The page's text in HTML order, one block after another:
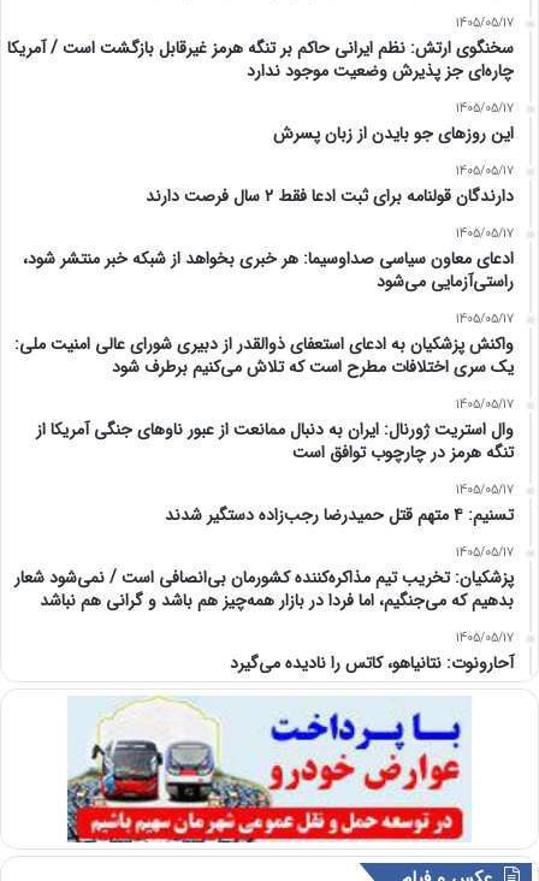
1405/05/17
سخنگوی ارتش: نظم ایرانی حاکم بر تنگه هرمز غیرقابل بازگشت است / آمریکا
چاره‌ای جز پذیرش وضعیت موجود ندارد
1405/05/17
این روزهای جو بایدن از زبان پسرش
1405/05/17
دارندگان قولنامه برای ثبت ادعا فقط ۲ سال فرصت دارند
1405/05/17
ادعای معاون سیاسی صداوسیما: هر خبری بخواهد از شبکه خبر منتشر شود،
راستی‌آزمایی می‌شود
1405/05/17
واکنش پزشکیان به ادعای استعفای ذوالقدر از دبیری شورای عالی امنیت ملی:
یک سری اختلافات مطرح است که تلاش می‌کنیم برطرف شود
1405/05/17
وال استریت ژورنال: ایران به دنبال ممانعت از عبور ناوهای جنگی آمریکا از
تنگه هرمز در چارچوب توافق است
1405/05/17
تسنیم: ۴ متهم قتل حمیدرضا رجب‌زاده دستگیر شدند
1405/05/17
پزشکیان: تخریب تیم مذاکره‌کننده کشورمان بی‌انصافی است / نمی‌شود شعار
بدهیم که می‌جنگیم، اما فردا در بازار همه‌چیز هم باشد و گرانی هم نباشد
1405/05/17
آحارونوت: نتانیاهو، کاتس را نادیده می‌گیرد